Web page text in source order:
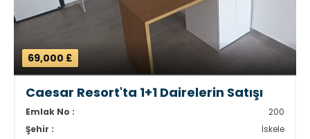
69,000 £
Caesar Resort'ta 1+1 Dairelerin Satışı
Emlak No :
200
Şehir :
İskele